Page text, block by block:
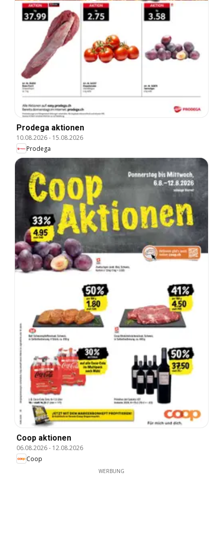
Prodega aktionen
10.08.2026- 15.08.2026
Prodega
Coop aktionen
06.08.2026- 12.08.2026
Coop
WERBUNG